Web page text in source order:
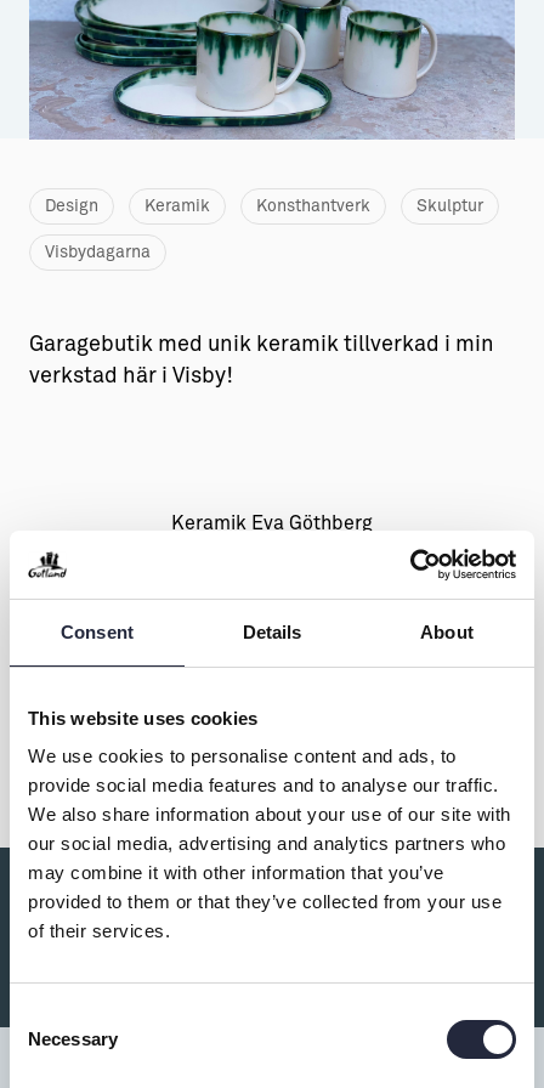
Consent Details About
This website uses cookies
We use cookies to personalise content and ads, to
provide social media features and to analyse our traffic.
We also share information about your use of our site with
our social media, advertising and analytics partners who
may combine it with other information that you’ve
provided to them or that they’ve collected from your use
of their services.
Selection
Necessary
Aktiviteter
Sustainable Plejs
Möten & kongresser
Hansestaden världsarv
Gotlands kulturarv
Medeltidsveckan
Visby Centrum
→ Gutamål och gotländska
Allt om bostad
→ Hyra bostad
→ Köpa bostad
→ Bygga hus
→ Fritidsliv
→ Föreningsliv
Barn & Familj
Design Keramik Konsthantverk Skulptur
Visbydagarna
Garagebutik med unik keramik tillverkad i min
verkstad här i Visby!
Keramik Eva Göthberg
Dela
Du kanske också är intresserad av: